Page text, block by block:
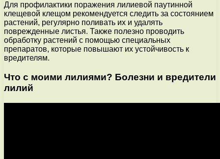
Для профилактики поражения лилиевой паутинной
клещевой клещом рекомендуется следить за состоянием
растений, регулярно поливать их и удалять
поврежденные листья. Также полезно проводить
обработку растений с помощью специальных
препаратов, которые повышают их устойчивость к
вредителям.
Что с моими лилиями? Болезни и вредители
лилий